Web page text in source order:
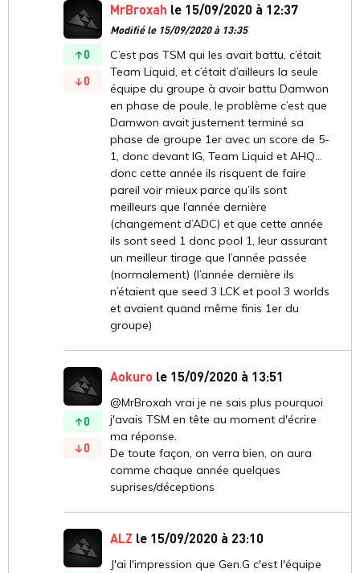
0
0
MrBroxah le 15/09/2020 à 12:37
Modifié le 15/09/2020 à 13:35
C’est pas TSM qui les avait battu, c’était
Team Liquid, et c’était d’ailleurs la seule
équipe du groupe à avoir battu Damwon
en phase de poule, le problème c’est que
Damwon avait justement terminé sa
phase de groupe 1er avec un score de 5-
1, donc devant IG, Team Liquid et AHQ...
donc cette année ils risquent de faire
pareil voir mieux parce qu’ils sont
meilleurs que l’année dernière
(changement d’ADC) et que cette année
ils sont seed 1 donc pool 1, leur assurant
un meilleur tirage que l’année passée
(normalement) (l’année dernière ils
n’étaient que seed 3 LCK et pool 3 worlds
et avaient quand même finis 1er du
groupe)
0
0
Aokuro le 15/09/2020 à 13:51
@MrBroxah vrai je ne sais plus pourquoi
j'avais TSM en tête au moment d'écrire
ma réponse.
De toute façon, on verra bien, on aura
comme chaque année quelques
suprises/déceptions
ALZ le 15/09/2020 à 23:10
J'ai l'impression que Gen.G c'est l'équipe